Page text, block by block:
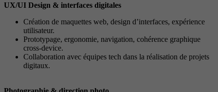
UX/UI Design & interfaces digitales
Création de maquettes web, design d’interfaces, expérience
utilisateur.
Prototypage, ergonomie, navigation, cohérence graphique
cross-device.
Collaboration avec équipes tech dans la réalisation de projets
digitaux.